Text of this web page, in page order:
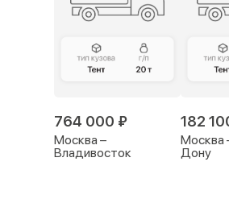
764 000 ₽
Москва –
Владивосток
182
Москва
Дону